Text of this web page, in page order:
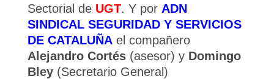
Sectorial de UGT. Y por ADN
SINDICAL SEGURIDAD Y SERVICIOS
DE CATALUÑAel compañero
Alejandro Cortés(asesor) y Domingo
Bley(Secretario General)